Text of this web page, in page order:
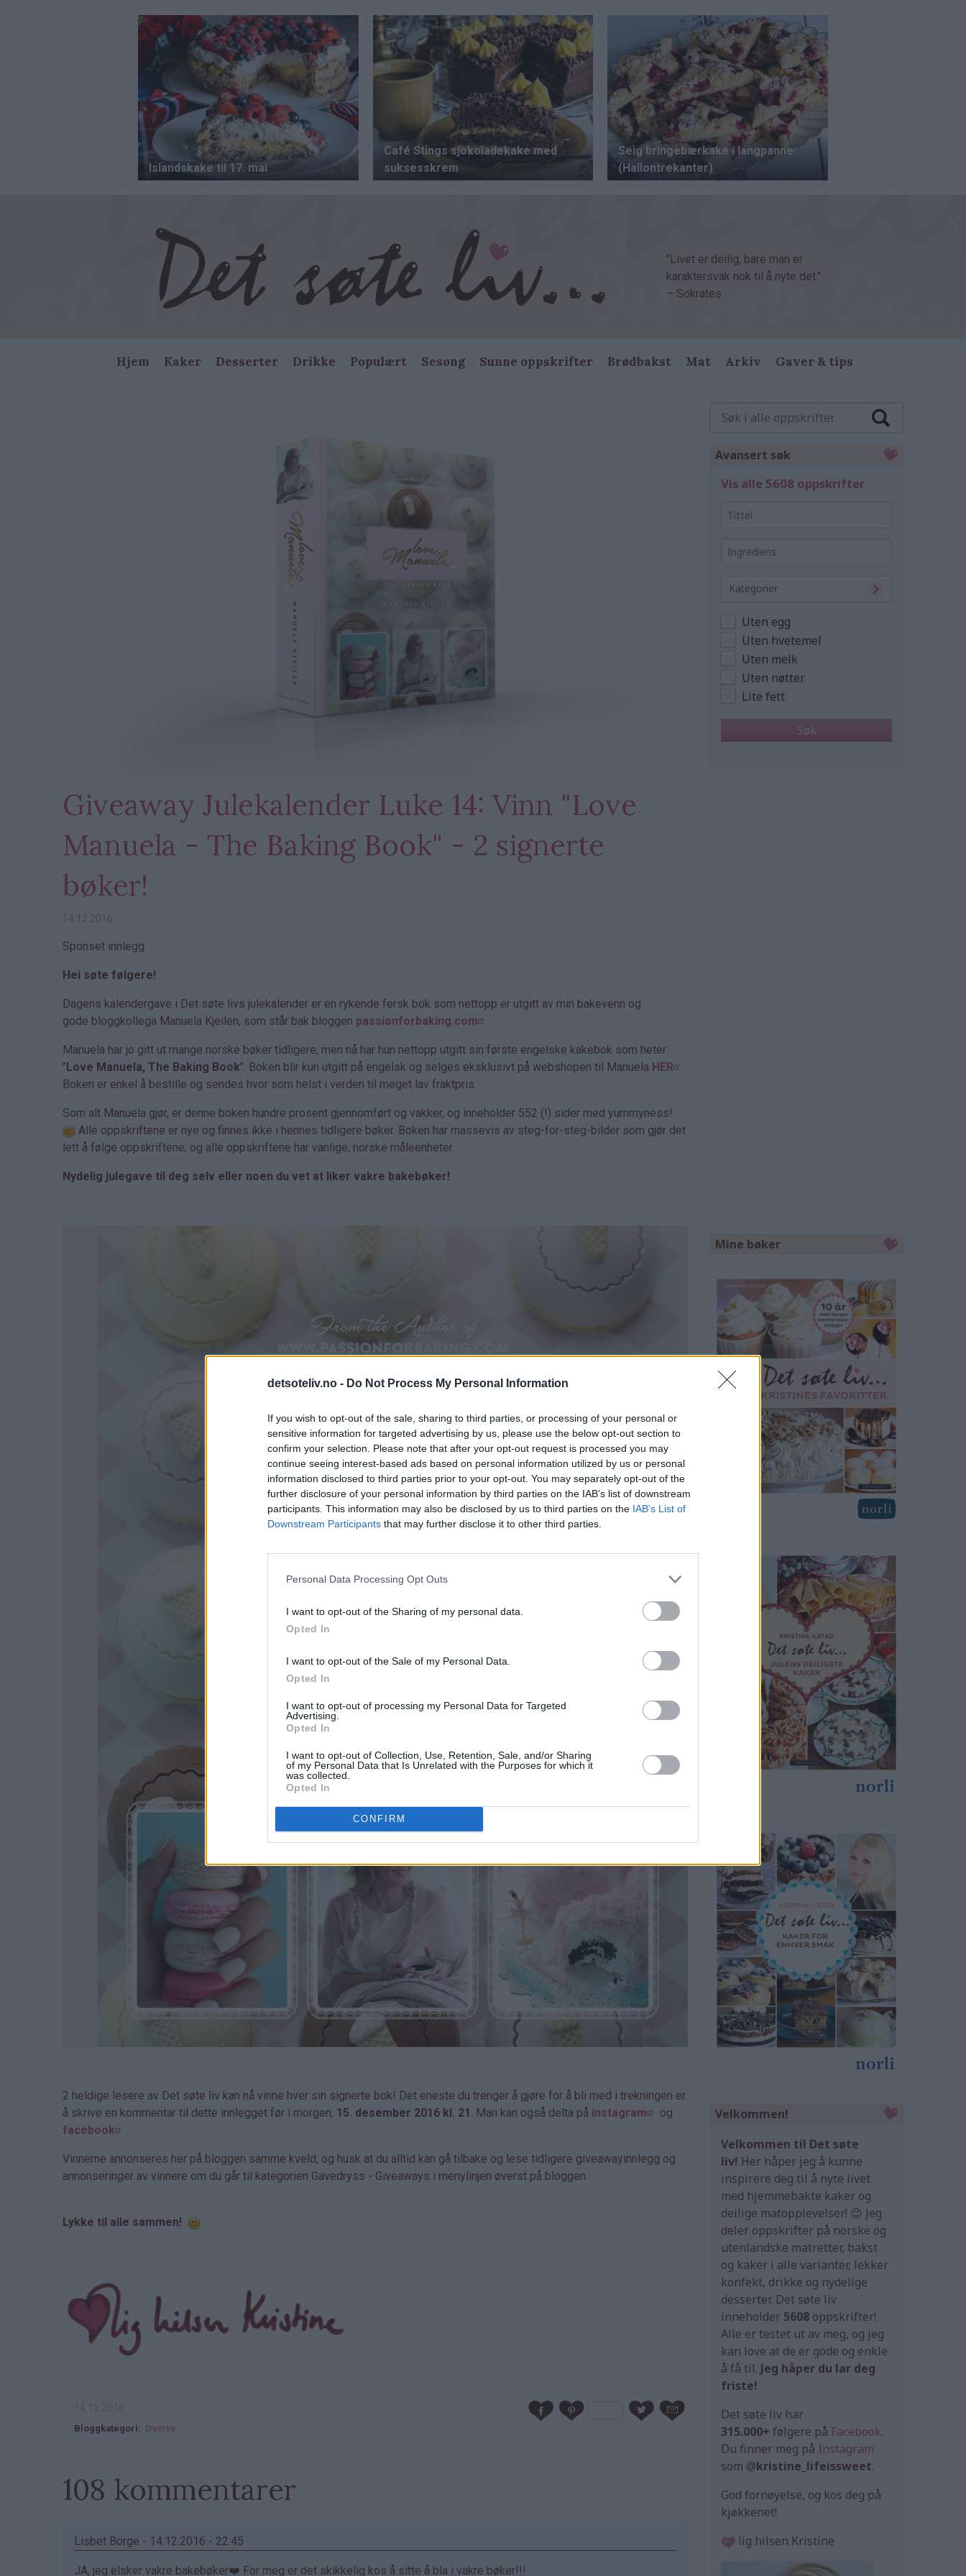
detsoteliv.no - Do Not Process My Personal Information
If you wish to opt-out of the sale, sharing to third parties, or processing of your personal or
sensitive information for targeted advertising by us, please use the below opt-out section to
confirm your selection. Please note that after your opt-out request is processed you may
continue seeing interest-based ads based on personal information utilized by us or personal
information disclosed to third parties prior to your opt-out. You may separately opt-out of the
further disclosure of your personal information by third parties on the IAB’s list of downstream
participants. This information may also be disclosed by us to third parties on the IAB’s List of
Downstream Participants that may further disclose it to other third parties.
Personal Data Processing Opt Outs
I want to opt-out of the Sharing of my personal data.
Opted In
I want to opt-out of the Sale of my Personal Data.
Opted In
I want to opt-out of processing my Personal Data for Targeted
Advertising.
Opted In
I want to opt-out of Collection, Use, Retention, Sale, and/or Sharing
of my Personal Data that Is Unrelated with the Purposes for which it
was collected.
Opted In
CONFIRM
"Livet er deilig, bare man er
karaktersvak nok til å nyte det."
– Sokrates
Main
Hjem Kaker Desserter Drikke Populært Sesong Sunne oppskrifter Brødbakst Mat Arkiv Gaver & tips
Giveaway Julekalender Luke 14: Vinn "Love
Manuela - The Baking Book" - 2 signerte
bøker!
14.12.2016
Sponset innlegg.
Hei søte følgere!
Dagens kalendergave i Det søte livs julekalender er en rykende fersk bok som nettopp er utgitt av min bakevenn og
gode bloggkollega Manuela Kjeilen, som står bak bloggen passionforbaking.com .
Manuela har jo gitt ut mange norske bøker tidligere, men nå har hun nettopp utgitt sin første engelske kakebok som heter
"Love Manuela, The Baking Book". Boken blir kun utgitt på engelsk og selges eksklusivt på webshopen til Manuela HER
.
Boken er enkel å bestille og sendes hvor som helst i verden til meget lav fraktpris.
Som alt Manuela gjør, er denne boken hundre prosent gjennomført og vakker, og inneholder 552 (!) sider med yummyness!
Alle oppskriftene er nye og finnes ikke i hennes tidligere bøker. Boken har massevis av steg-for-steg-bilder som gjør det
lett å følge oppskriftene, og alle oppskriftene har vanlige, norske måleenheter.
Nydelig julegave til deg selv eller noen du vet at liker vakre bakebøker!
2 heldige lesere av Det søte liv kan nå vinne hver sin signerte bok! Det eneste du trenger å gjøre for å bli med i trekningen er
å skrive en kommentar til dette innlegget før i morgen, 15. desember 2016 kl. 21 . Man kan også delta på instagram
og
facebook
.
Vinnerne annonseres her på bloggen samme kveld, og husk at du alltid kan gå tilbake og lese tidligere giveawayinnlegg og
annonseringer av vinnere om du går til kategorien Gavedryss - Giveaways i menylinjen øverst på bloggen.
Lykke til alle sammen!
Bloggkategori Diverse
108 kommentarer
Lisbet Borge - 14.12.2016 - 22:45
JA, jeg elsker vakre bakebøker❤️ For meg er det skikkelig kos å sitte å bla i vakre bøker!!!
Avansert søk
Vis alle 5608 oppskrifter
Kategorier
Uten egg
Uten hvetemel
Uten melk
Uten nøtter
Lite fett
Mine bøker
Velkommen!
Velkommen til Det søte
liv! Her håper jeg å kunne
inspirere deg til å nyte livet
med hjemmebakte kaker og
deilige matopplevelser! 😊 Jeg
deler oppskrifter på norske og
utenlandske matretter, bakst
og kaker i alle varianter, lekker
konfekt, drikke og nydelige
desserter. Det søte liv
inneholder 5608 oppskrifter!
Alle er testet ut av meg, og jeg
kan love at de er gode og enkle
å få til. Jeg håper du lar deg
friste!
Det søte liv har
315.000+ følgere på Facebook.
Du finner meg på Instagram
som @kristine_lifeissweet.
God fornøyelse, og kos deg på
kjøkkenet!
lig hilsen Kristine